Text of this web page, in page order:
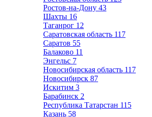
Ростов-на-Дону 43
Шахты 16
Таганрог 12
Саратовская область 117
Саратов 55
Балаково 11
Энгельс 7
Новосибирская область 117
Новосибирск 87
Искитим 3
Барабинск 2
Республика Татарстан 115
Казань 58